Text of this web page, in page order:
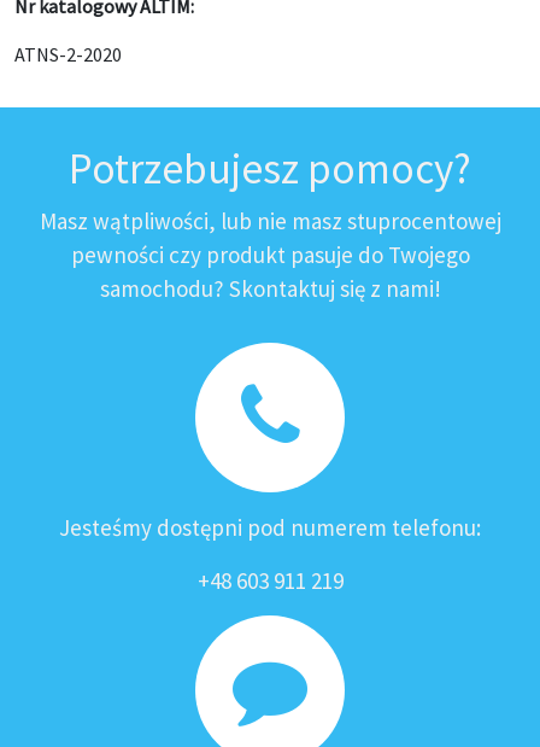
Nr katalogowy ALTIM:
ATNS-2-2020
Potrzebujesz pomocy?
Masz wątpliwości, lub nie masz stuprocentowej
pewności czy produkt pasuje do Twojego
samochodu? Skontaktuj się z nami!
Jesteśmy dostępni pod numerem telefonu:
+48 603 911 219